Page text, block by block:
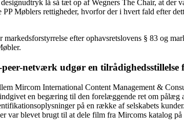
lå så tæt op af Wegners The Chair, at
Møblers rettigheder, hvorfor der i hvert fald efter
efter ophavsretslovens § 83 og
netværk udgør en tilrådighedsstillelse
Mircom International Content Management &
en begæring til den forelæggende ret om
på en række af selskabets
var blevet brugt til at dele film fra Mircoms katalog